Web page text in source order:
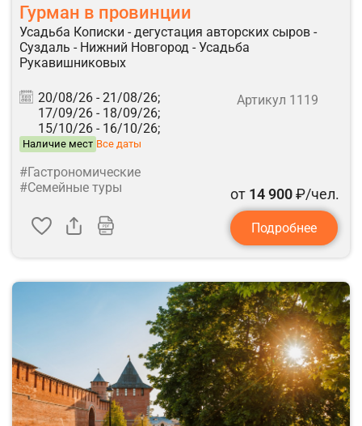
Гурман в провинции
Усадьба Кописки - дегустация авторских сыров -
Суздаль - Нижний Новгород - Усадьба
Рукавишниковых
20/08/26 - 21/08/26;
17/09/26 - 18/09/26;
15/10/26 - 16/10/26;
Наличие мест Все даты
Артикул 1119
#Гастрономические
#Семейные туры
от 14 900₽/чел.
Подробнее